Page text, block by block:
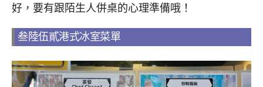
好，要有跟陌生人併桌的心理準備哦！
叁陸伍貳港式冰室菜單